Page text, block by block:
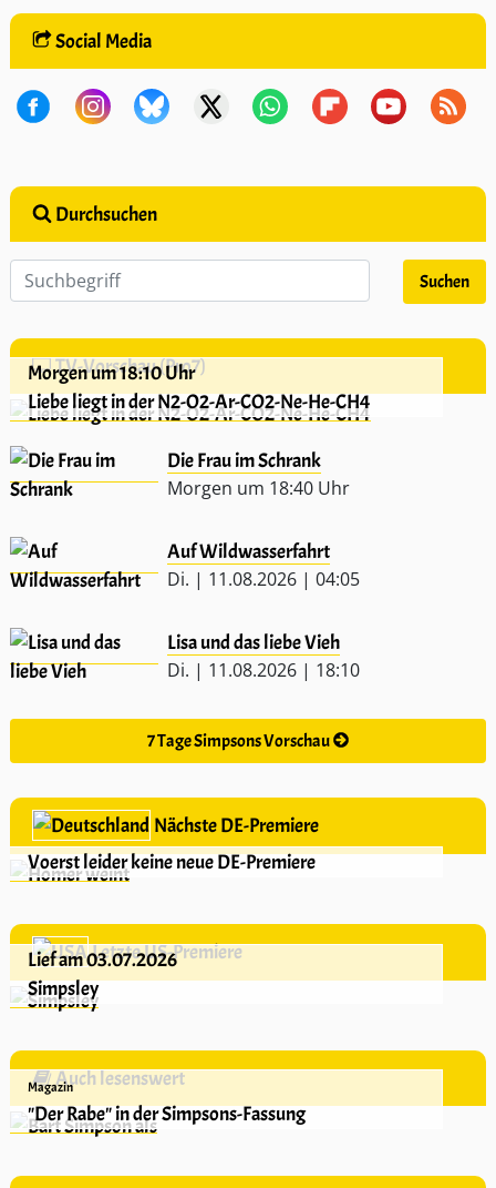
Social Media
Durchsuchen
TV-Vorschau (Pro7)
Morgen um 18:10 Uhr
Liebe liegt in der N2-O2-Ar-CO2-Ne-He-CH4
Die Frau im Schrank
Morgen um 18:40 Uhr
Auf Wildwasserfahrt
Di. | 11.08.2026 | 04:05
Lisa und das liebe Vieh
Di. | 11.08.2026 | 18:10
7 Tage Simpsons Vorschau
Nächste DE-Premiere
Voerst leider keine neue DE-Premiere
Letzte US-Premiere
Lief am 03.07.2026
Simpsley
Auch lesenswert
Magazin
"Der Rabe" in der Simpsons-Fassung